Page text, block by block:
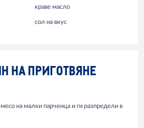
краве масло
сол на вкус
НА ПРИГОТВЯНЕ
на малки парченца и ги разпредели в